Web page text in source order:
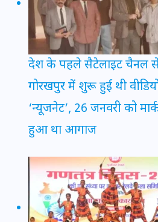
देश के पहले सैटेलाइट चैनल
गोरखपुर में शुरू हुई थी
‘न्यूजनेट’, 26 जनवरी को
हुआ था आगाज